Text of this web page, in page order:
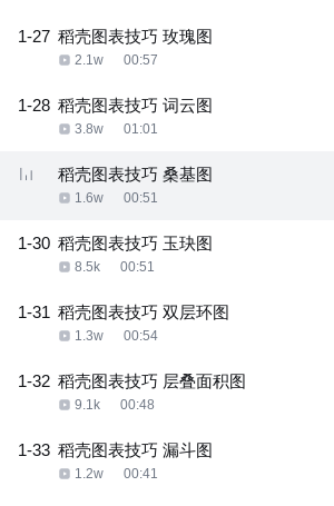
1-27 稻壳图表技巧 玫瑰图
2.1w 00:57
1-28 稻壳图表技巧 词云图
3.8w 01:01
稻壳图表技巧 桑基图
1.6w 00:51
1-30 稻壳图表技巧 玉玦图
8.5k 00:51
1-31 稻壳图表技巧 双层环图
1.3w 00:54
1-32 稻壳图表技巧 层叠面积图
9.1k 00:48
1-33 稻壳图表技巧 漏斗图
1.2w 00:41